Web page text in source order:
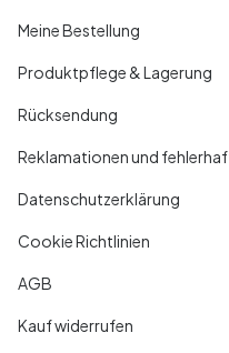
Meine Bestellung
Produktpflege & Lagerung
Rücksendung
Reklamationen und
Datenschutzerklärung
Cookie Richtlinien
AGB
Kauf widerrufen